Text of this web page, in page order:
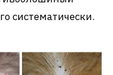
систематически.